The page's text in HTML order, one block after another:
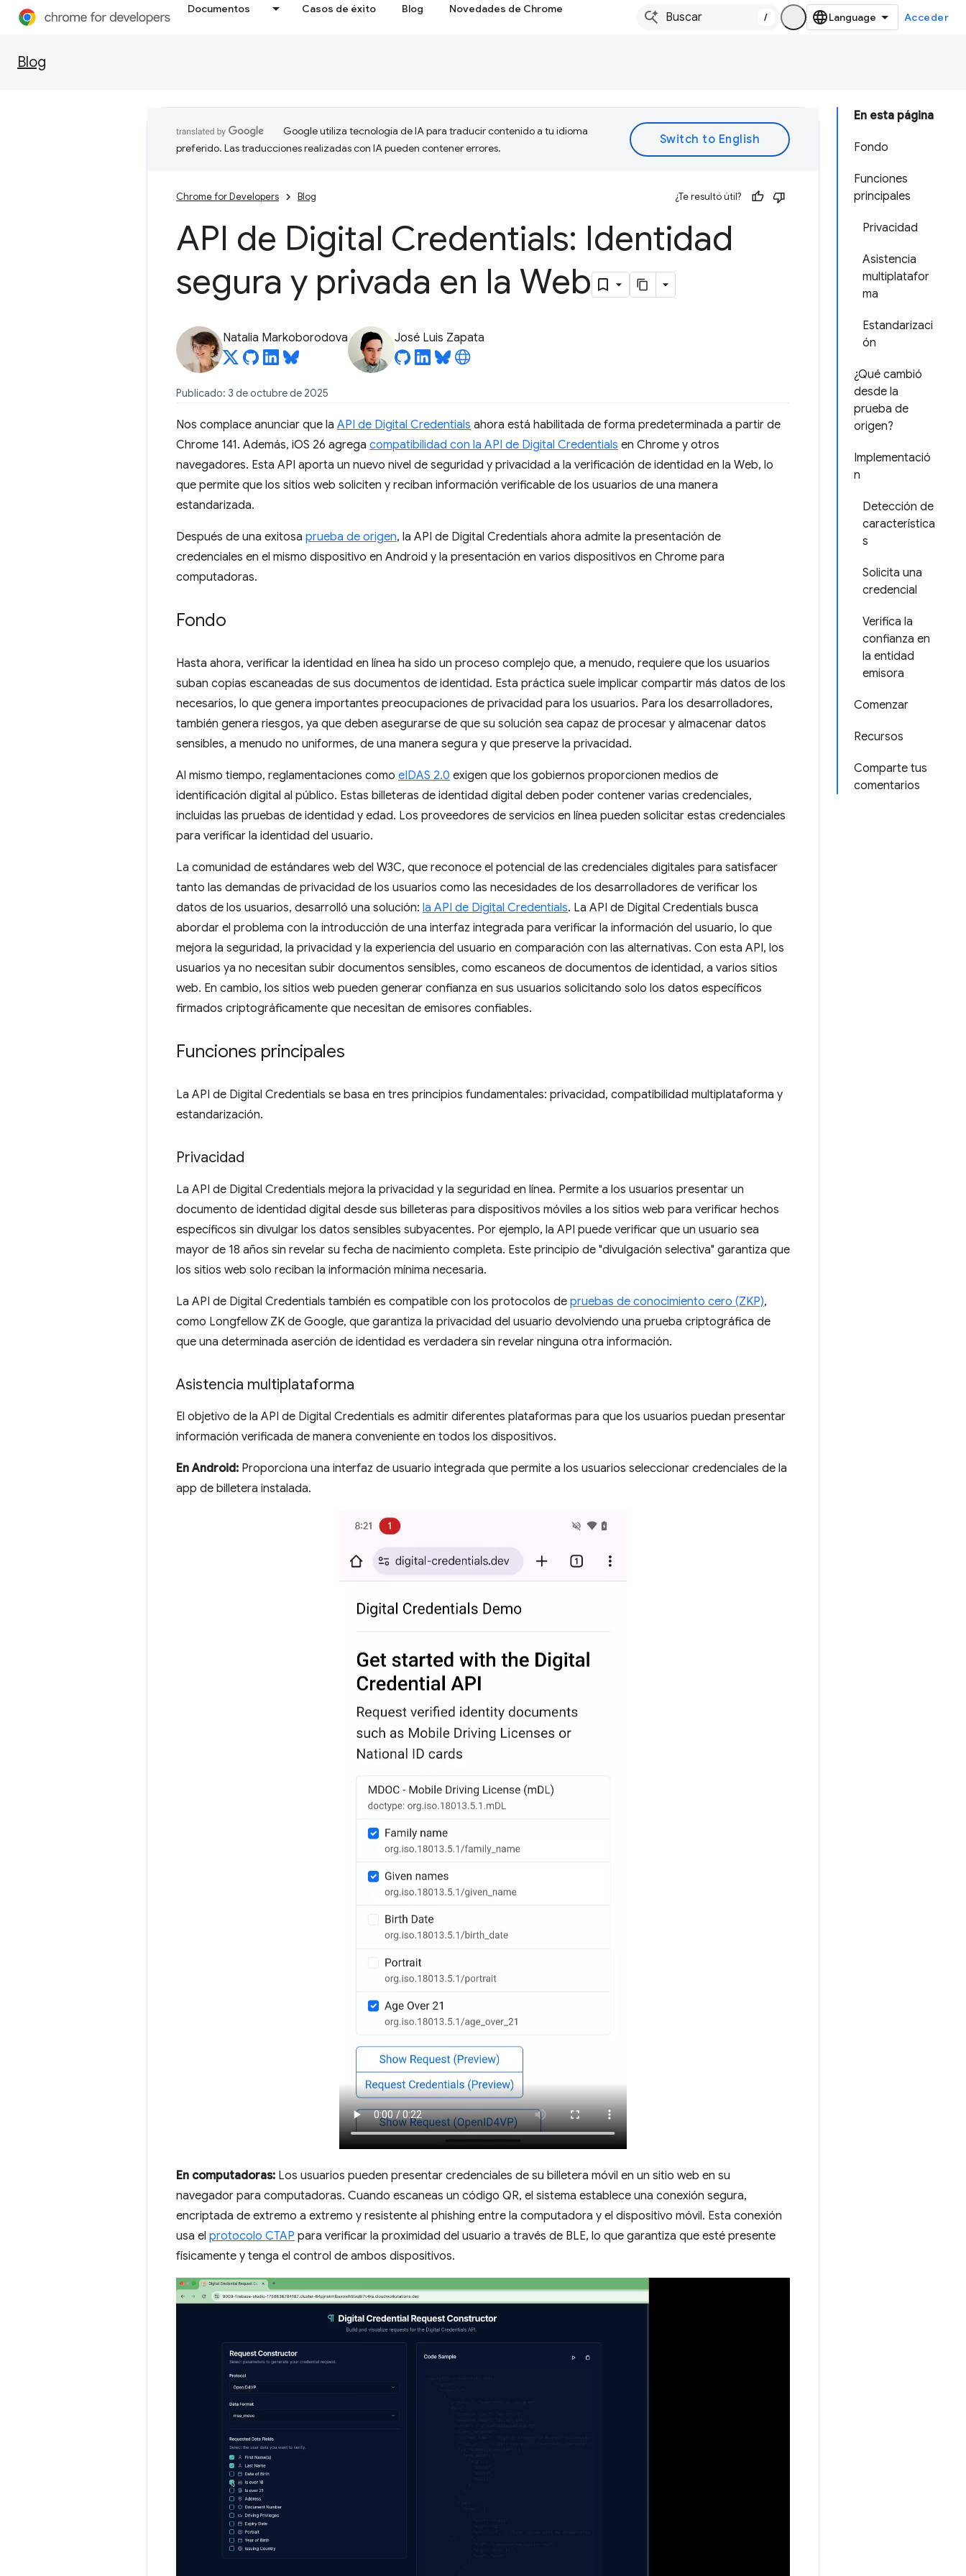
Documentos Casos de éxito Blog Novedades de Chrome
/ Acceder
Blog
En esta página
Fondo
Funciones
principales
Privacidad
Asistencia
multiplatafor
ma
Estandarizaci
ón
¿Qué cambió
desde la
prueba de
origen?
Implementació
n
Detección de
característica
s
Solicita una
credencial
Verifica la
confianza en
la entidad
emisora
Comenzar
Recursos
Comparte tus
comentarios
Google utiliza tecnología de IA para traducir contenido a tu idioma
preferido. Las traducciones realizadas con IA pueden contener errores.
Chrome for Developers Blog ¿Te resultó útil?
API de Digital Credentials: Identidad
segura y privada en la Web
Natalia Markoborodova José Luis Zapata
Publicado: 3 de octubre de 2025
Nos complace anunciar que la API de Digital Credentials ahora está habilitada de forma predeterminada a partir de
Chrome 141. Además, iOS 26 agrega compatibilidad con la API de Digital Credentials en Chrome y otros
navegadores. Esta API aporta un nuevo nivel de seguridad y privacidad a la verificación de identidad en la Web, lo
que permite que los sitios web soliciten y reciban información verificable de los usuarios de una manera
estandarizada.
Después de una exitosa prueba de origen, la API de Digital Credentials ahora admite la presentación de
credenciales en el mismo dispositivo en Android y la presentación en varios dispositivos en Chrome para
computadoras.
Fondo
Hasta ahora, verificar la identidad en línea ha sido un proceso complejo que, a menudo, requiere que los usuarios
suban copias escaneadas de sus documentos de identidad. Esta práctica suele implicar compartir más datos de los
necesarios, lo que genera importantes preocupaciones de privacidad para los usuarios. Para los desarrolladores,
también genera riesgos, ya que deben asegurarse de que su solución sea capaz de procesar y almacenar datos
sensibles, a menudo no uniformes, de una manera segura y que preserve la privacidad.
Al mismo tiempo, reglamentaciones como eIDAS 2.0 exigen que los gobiernos proporcionen medios de
identificación digital al público. Estas billeteras de identidad digital deben poder contener varias credenciales,
incluidas las pruebas de identidad y edad. Los proveedores de servicios en línea pueden solicitar estas credenciales
para verificar la identidad del usuario.
La comunidad de estándares web del W3C, que reconoce el potencial de las credenciales digitales para satisfacer
tanto las demandas de privacidad de los usuarios como las necesidades de los desarrolladores de verificar los
datos de los usuarios, desarrolló una solución: la API de Digital Credentials. La API de Digital Credentials busca
abordar el problema con la introducción de una interfaz integrada para verificar la información del usuario, lo que
mejora la seguridad, la privacidad y la experiencia del usuario en comparación con las alternativas. Con esta API, los
usuarios ya no necesitan subir documentos sensibles, como escaneos de documentos de identidad, a varios sitios
web. En cambio, los sitios web pueden generar confianza en sus usuarios solicitando solo los datos específicos
firmados criptográficamente que necesitan de emisores confiables.
Funciones principales
La API de Digital Credentials se basa en tres principios fundamentales: privacidad, compatibilidad multiplataforma y
estandarización.
Privacidad
La API de Digital Credentials mejora la privacidad y la seguridad en línea. Permite a los usuarios presentar un
documento de identidad digital desde sus billeteras para dispositivos móviles a los sitios web para verificar hechos
específicos sin divulgar los datos sensibles subyacentes. Por ejemplo, la API puede verificar que un usuario sea
mayor de 18 años sin revelar su fecha de nacimiento completa. Este principio de "divulgación selectiva" garantiza que
los sitios web solo reciban la información mínima necesaria.
La API de Digital Credentials también es compatible con los protocolos de pruebas de conocimiento cero (ZKP),
como Longfellow ZK de Google, que garantiza la privacidad del usuario devolviendo una prueba criptográfica de
que una determinada aserción de identidad es verdadera sin revelar ninguna otra información.
Asistencia multiplataforma
El objetivo de la API de Digital Credentials es admitir diferentes plataformas para que los usuarios puedan presentar
información verificada de manera conveniente en todos los dispositivos.
En Android: Proporciona una interfaz de usuario integrada que permite a los usuarios seleccionar credenciales de la
app de billetera instalada.
En computadoras: Los usuarios pueden presentar credenciales de su billetera móvil en un sitio web en su
navegador para computadoras. Cuando escaneas un código QR, el sistema establece una conexión segura,
encriptada de extremo a extremo y resistente al phishing entre la computadora y el dispositivo móvil. Esta conexión
usa el protocolo CTAP para verificar la proximidad del usuario a través de BLE, lo que garantiza que esté presente
físicamente y tenga el control de ambos dispositivos.